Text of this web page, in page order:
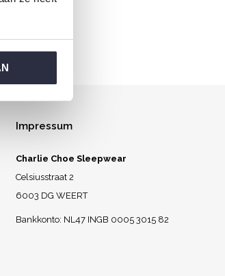
Impressum
Charlie Choe Sleepwear
Celsiusstraat 2
6003 DG WEERT
Bankkonto: NL47 INGB 0005 3015 82